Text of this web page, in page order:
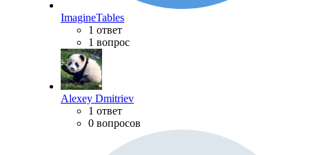
ImagineTables
1 ответ
1 вопрос
Alexey Dmitriev
1 ответ
0 вопросов